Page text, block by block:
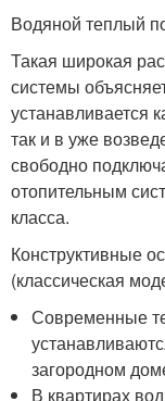
Водяной теплый
Такая широкая
системы
устанавливается
так и в уже
свободно
отопительным
класса.
Конструктивные
(классическая
Современные
загородном
В квартирах